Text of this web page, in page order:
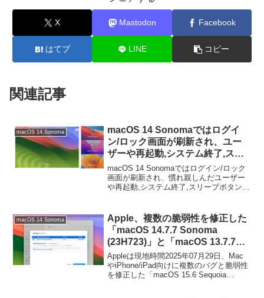
X Mastodon Facebook
はてブ LINE コピー
関連記事
macOS 14 Sonoma
macOS 14 Sonomaではログイ
ン/ロック画面が刷新され、ユー
ザーや再起動,システム終了,スリ
ープボタンが再配置されているの
で注意を。
macOS 14 Sonomaではログイン/ロック
画面が刷新され、慣れ親しんだユーザー
や再起動,システム終了,スリープボタンの
macOS 14 Sonoma
Apple、複数の脆弱性を修正した
「macOS 14.7.7 Sonoma
(23H723)」と「macOS 13.7.7
Ventura (22H722)」をリリース。
Appleは現地時間2025年07月29日、Mac
やiPhone/iPad向けに複数のバグと脆弱性
を修正した「macOS 15.6 Sequoia